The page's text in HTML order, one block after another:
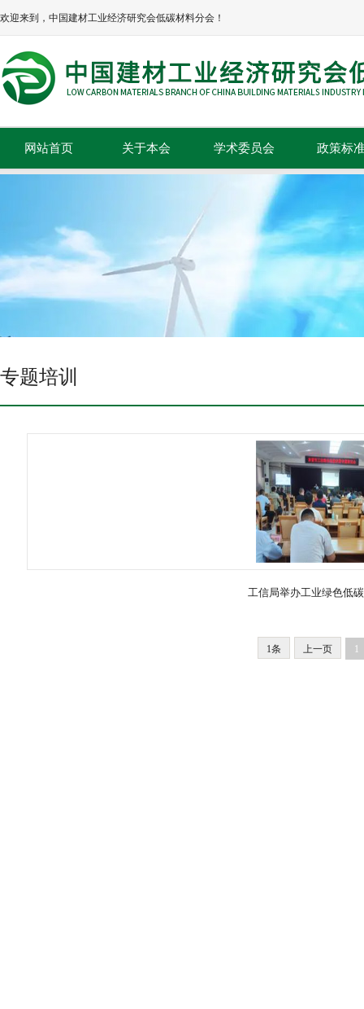
欢迎来到，中国建材工业经济研究会低碳材料分会！
网站首页 关于本会
协会领导
学术委员会 政策标
标准规范
专题培训
工信局举办工业绿色低
1条 上一页 1